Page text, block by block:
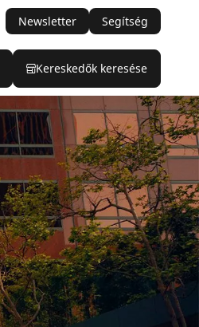
Newsletter Segítség
Kereskedők keresése